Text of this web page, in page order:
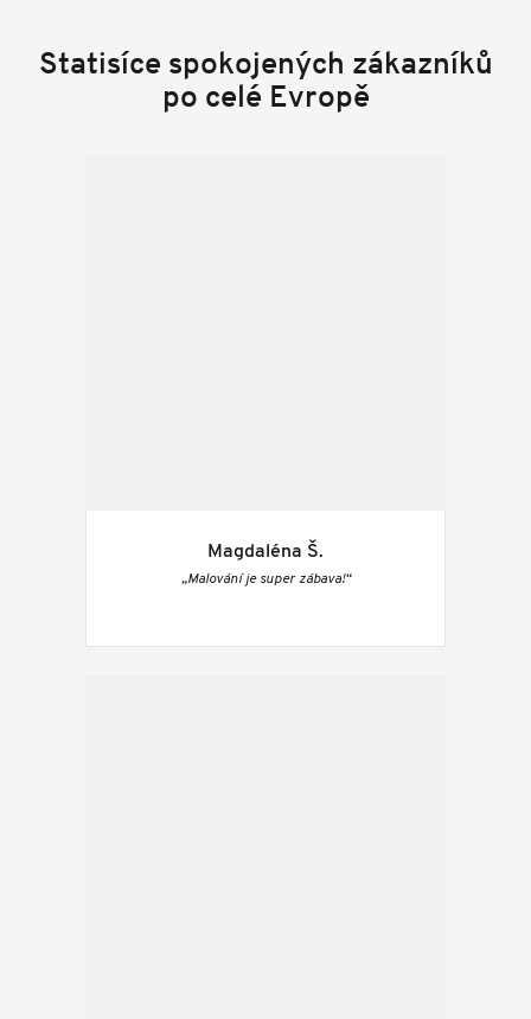
Statisíce spokojených zákazníků
po celé Evropě
Magdaléna Š.
„Malování je super zábava!“